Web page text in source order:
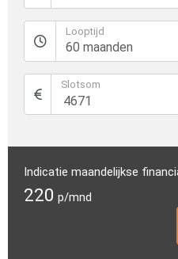
Looptijd
Slotsom
Indicatie maandelijkse
220 p/mnd